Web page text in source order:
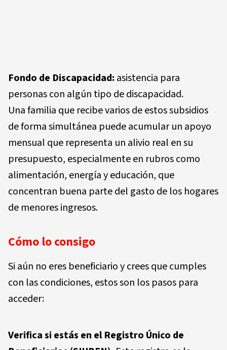
Fondo de Discapacidad: asistencia para
personas con algún tipo de discapacidad.
Una familia que recibe varios de estos subsidios
de forma simultánea puede acumular un apoyo
mensual que representa un alivio real en su
presupuesto, especialmente en rubros como
alimentación, energía y educación, que
concentran buena parte del gasto de los hogares
de menores ingresos.
Cómo lo consigo
Si aún no eres beneficiario y crees que cumples
con las condiciones, estos son los pasos para
acceder:
Verifica si estás en el Registro Único de